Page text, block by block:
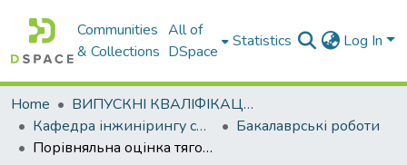
Communities
& Collections
All of
DSpace
Statistics Log In
Home
ВИПУСКНІ КВАЛІФІКАЦІЙНІ РОБОТИ
Кафедра інжинірингу систем автомобільного транспорту
Бакалаврські роботи
Порівняльна оцінка тягово-швидкісних характеристик електромобілів